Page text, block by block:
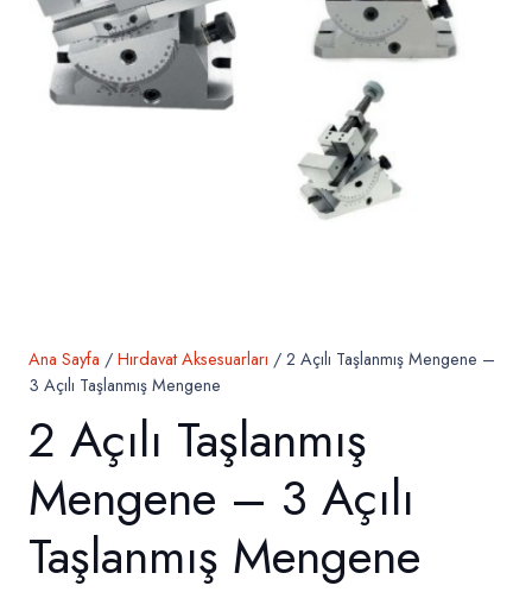
Ana Sayfa / Hırdavat Aksesuarları / 2 Açılı Taşlanmış Mengene –
3 Açılı Taşlanmış Mengene
2 Açılı Taşlanmış
Mengene – 3 Açılı
Taşlanmış Mengene